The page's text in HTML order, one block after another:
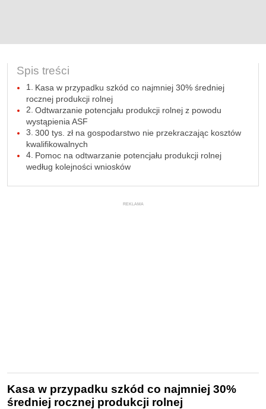
Spis treści
Kasa w przypadku szkód co najmniej 30% średniej
rocznej produkcji rolnej
Odtwarzanie potencjału produkcji rolnej z powodu
wystąpienia ASF
300 tys. zł na gospodarstwo nie przekraczając kosztów
kwalifikowalnych
Pomoc na odtwarzanie potencjału produkcji rolnej
według kolejności wniosków
REKLAMA
Kasa w przypadku szkód co najmniej 30%
średniej rocznej produkcji rolnej